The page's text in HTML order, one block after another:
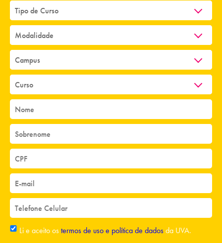
Li e aceito ostermos de uso e política de dadosda UVA.